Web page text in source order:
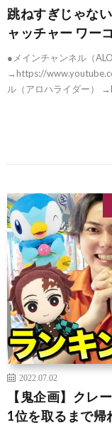
跳ねすぎじゃな
ャッチャー ワー
●メインチャンネル（
→https://
ル（アロハライダー）
2022.07.02
【鬼企画】クレ
1位を取るまで